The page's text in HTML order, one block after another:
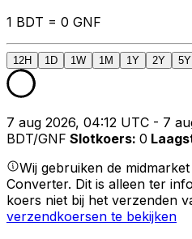
1 BDT = 0 GNF
12H 1D 1W 1M 1Y 2Y 5Y
7 aug 2026, 04:12 UTC - 7
BDT/GNF Slotkoers: 0
Wij gebruiken de
Converter. Dit is alleen ter
koers niet bij het verzenden
verzendkoersen te bekijken